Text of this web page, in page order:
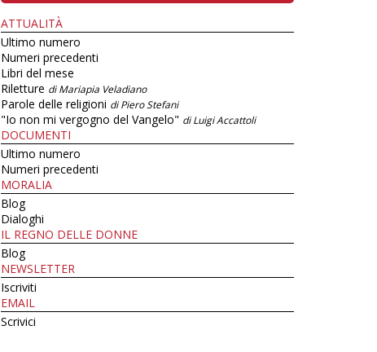
ATTUALITÀ
Ultimo numero
Numeri precedenti
Libri del mese
Riletture di Mariapia Veladiano
Parole delle religioni di Piero Stefani
"Io non mi vergogno del Vangelo" di Luigi Accattoli
DOCUMENTI
Ultimo numero
Numeri precedenti
MORALIA
Blog
Dialoghi
IL REGNO DELLE DONNE
Blog
NEWSLETTER
Iscriviti
EMAIL
Scrivici